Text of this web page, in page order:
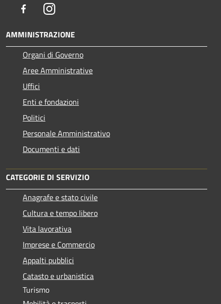
FacebookInstagram
AMMINISTRAZIONE
Organi di Governo
Aree Amministrative
Uffici
Enti e fondazioni
Politici
Personale Amministrativo
Documenti e dati
CATEGORIE DI SERVIZIO
Anagrafe e stato civile
Cultura e tempo libero
Vita lavorativa
Imprese e Commercio
Appalti pubblici
Catasto e urbanistica
Turismo